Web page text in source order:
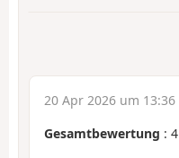
20 Apr 2026 um 13:36
Gesamtbewertung : 4